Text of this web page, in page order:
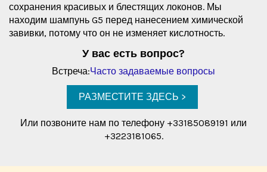
сохранения красивых и блестящих локонов. Мы
находим шампунь G5 перед нанесением химической
завивки, потому что он не изменяет кислотность.
У вас есть вопрос?
Встреча:Часто задаваемые вопросы
РАЗМЕСТИТЕ ЗДЕСЬ >
Или позвоните нам по телефону +33185089191 или
+3223181065.